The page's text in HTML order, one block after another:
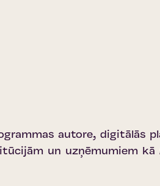
autore, digitālās
un uzņēmumiem kā